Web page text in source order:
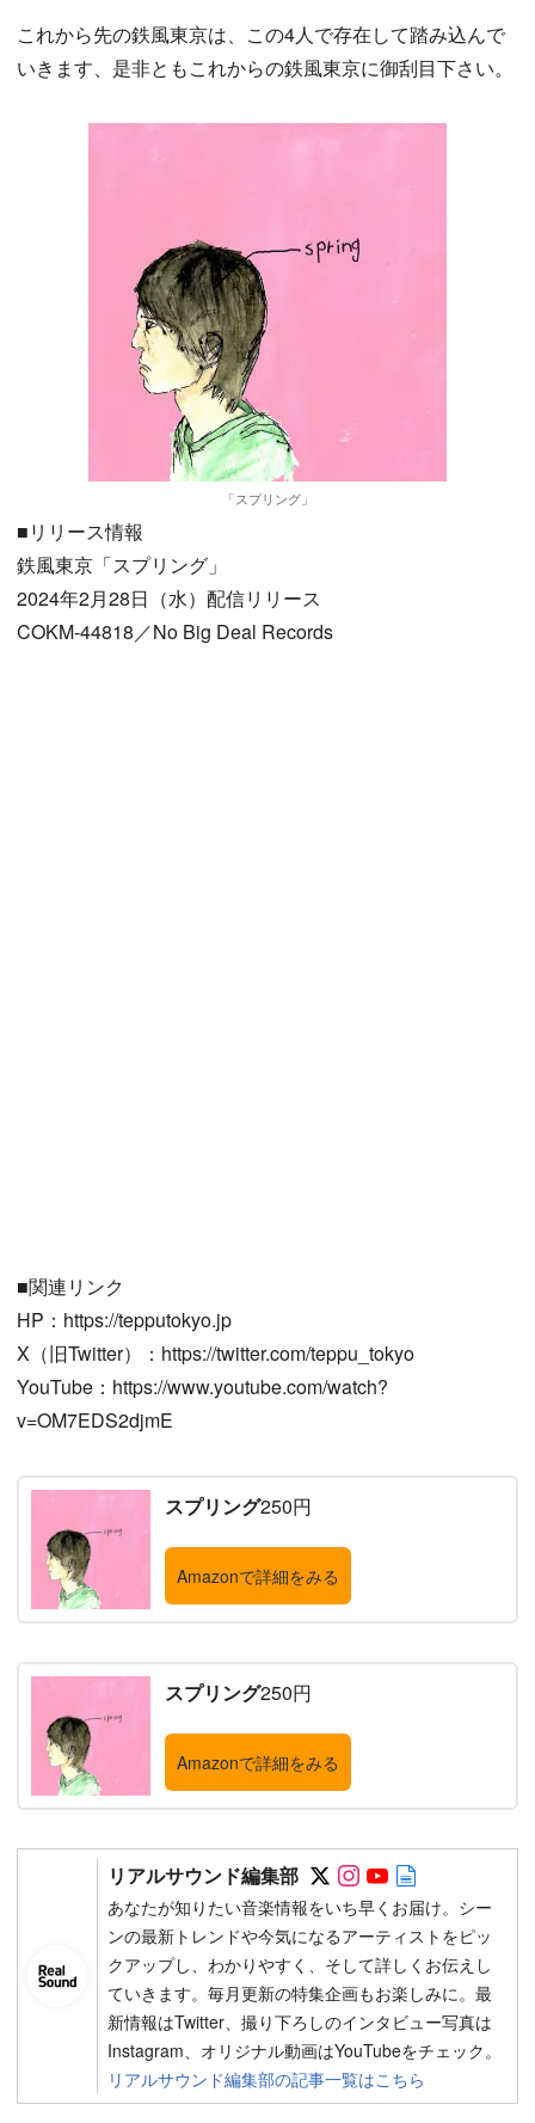
これから先の鉄風東京は、この4人で存在して踏み込んで
いきます、是非ともこれからの鉄風東京に御刮目下さい。
「スプリング」
■リリース情報
鉄風東京「スプリング」
2024年2月28日（水）配信リリース
COKM-44818／No Big Deal Records
■関連リンク
HP：https://tepputokyo.jp
X（旧Twitter）：https://twitter.com/teppu_tokyo
YouTube：https://www.youtube.com/watch?
v=OM7EDS2djmE
スプリング250円
Amazonで詳細をみる
スプリング250円
Amazonで詳細をみる
リアルサウンド編集部 Follow on SNS
Follow on SNS
Follow on
あなたが知りたい音楽情報をいち早くお届け。シー
ンの最新トレンドや今気になるアーティストをピッ
クアップし、わかりやすく、そして詳しくお伝えし
ていきます。毎月更新の特集企画もお楽しみに。最
新情報はTwitter、撮り下ろしのインタビュー写真は
Instagram、オリジナル動画はYouTubeをチェック。
リアルサウンド編集部の記事一覧はこちら